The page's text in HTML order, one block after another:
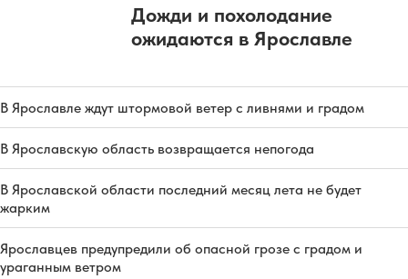
Дожди и похолодание
ожидаются в Ярославле
В Ярославле ждут штормовой ветер с ливнями и градом
В Ярославскую область возвращается непогода
В Ярославской области последний месяц лета не будет
жарким
Ярославцев предупредили об опасной грозе с градом и
ураганным ветром